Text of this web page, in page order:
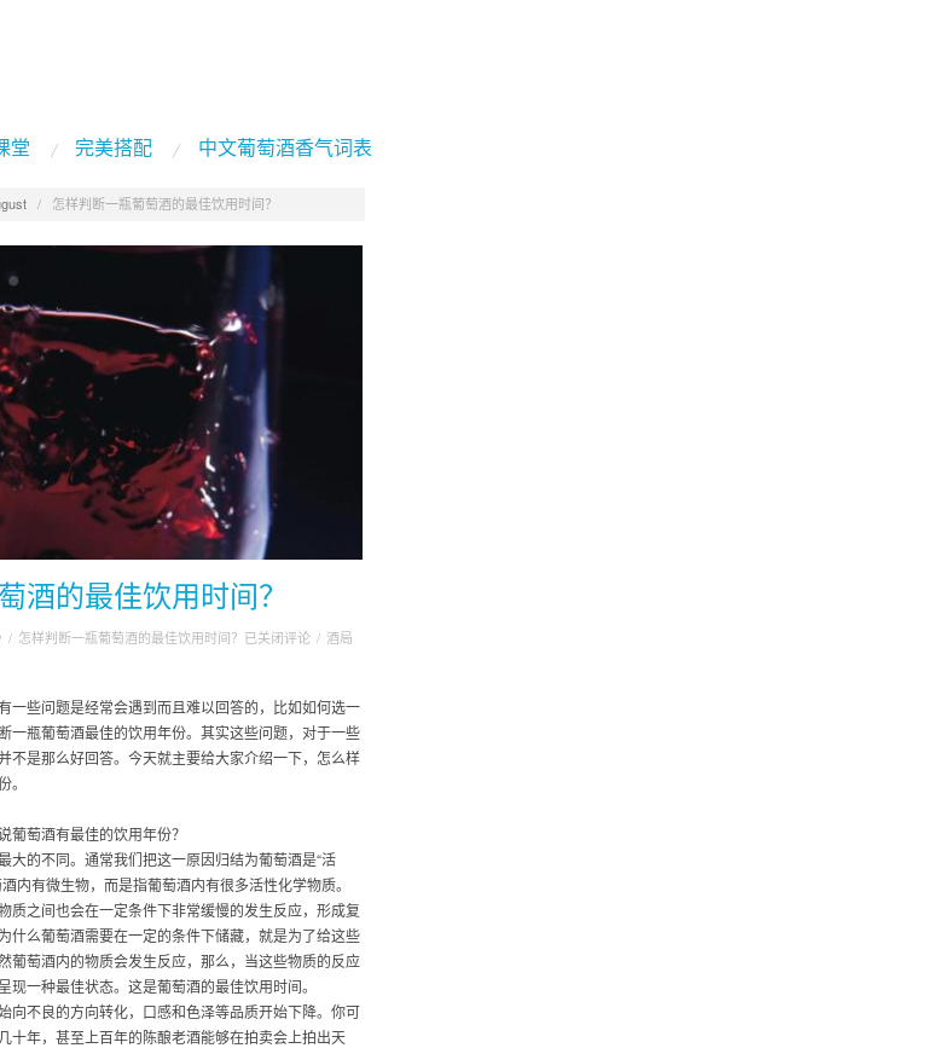
堂 完美搭配 中文葡萄酒香气词表
/ 怎样判断一瓶葡萄酒的最佳饮用时间？
酒的最佳饮用时间？
/ 怎样判断一瓶葡萄酒的最佳饮用时间？ 已关闭评论 / 酒局
一些问题是经常会遇到而且难以回答的，比如如何选一
一瓶葡萄酒最佳的饮用年份。其实这些问题，对于一些
不是那么好回答。今天就主要给大家介绍一下，怎么样
葡萄酒有最佳的饮用年份？
大的不同。通常我们把这一原因归结为葡萄酒是“活
内有微生物，而是指葡萄酒内有很多活性化学物质。
质之间也会在一定条件下非常缓慢的发生反应，形成复
什么葡萄酒需要在一定的条件下储藏，就是为了给这些
葡萄酒内的物质会发生反应，那么，当这些物质的反应
现一种最佳状态。这是葡萄酒的最佳饮用时间。
向不良的方向转化，口感和色泽等品质开始下降。你可
十年，甚至上百年的陈酿老酒能够在拍卖会上拍出天